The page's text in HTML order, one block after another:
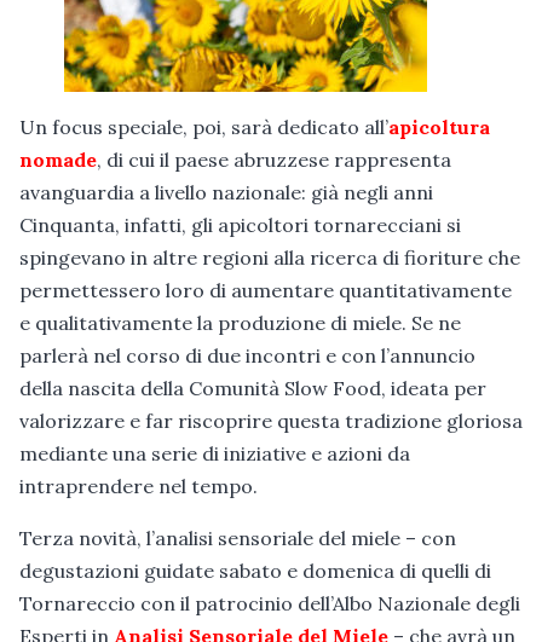
Un focus speciale, poi, sarà dedicato all’apicoltura
nomade, di cui il paese abruzzese rappresenta
avanguardia a livello nazionale: già negli anni
Cinquanta, infatti, gli apicoltori tornarecciani si
spingevano in altre regioni alla ricerca di fioriture che
permettessero loro di aumentare quantitativamente
e qualitativamente la produzione di miele. Se ne
parlerà nel corso di due incontri e con l’annuncio
della nascita della Comunità Slow Food, ideata per
valorizzare e far riscoprire questa tradizione gloriosa
mediante una serie di iniziative e azioni da
intraprendere nel tempo.
Terza novità, l’analisi sensoriale del miele – con
degustazioni guidate sabato e domenica di quelli di
Tornareccio con il patrocinio dell’Albo Nazionale degli
Esperti in Analisi Sensoriale del Miele – che avrà un